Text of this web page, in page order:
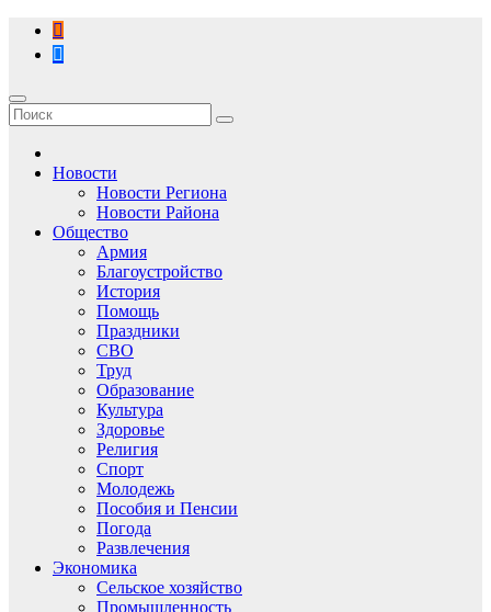
Перейти
содержимому
Новости
Новости Региона
Новости Района
Общество
Армия
Благоустройство
История
Помощь
Праздники
СВО
Труд
Образование
Культура
Здоровье
Религия
Спорт
Молодежь
Пособия и Пенсии
Погода
Развлечения
Экономика
Сельское хозяйство
Промышленность